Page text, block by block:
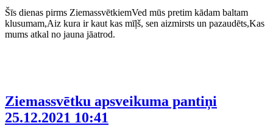
Šīs dienas pirms ZiemassvētkiemVed mūs pretim kādam baltam
klusumam,Aiz kura ir kaut kas mīļš, sen aizmirsts un pazaudēts,Kas
mums atkal no jauna jāatrod.
Ziemassvētku apsveikuma pantiņi
25.12.2021 10:41